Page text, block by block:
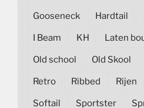
Gooseneck Hardtail
I Beam KH Laten
Old school Old Skool
Retro Ribbed Rijen
Softail Sportster